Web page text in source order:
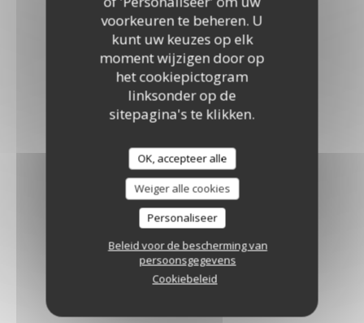
voorkeuren te beheren. U
kunt uw keuzes op elk
moment wijzigen door op
het cookiepictogram
linksonder op de
sitepagina's te klikken.
OK, accepteer alle
Weiger alle cookies
Personaliseer
Beleid voor de bescherming van
persoonsgegevens
Cookiebeleid